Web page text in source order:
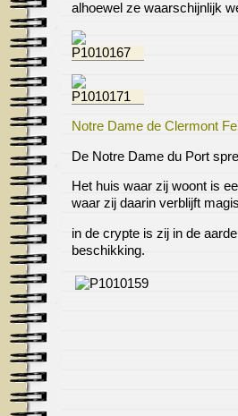
alhoewel ze waarschijnlijk
Notre Dame de Clermont
De Notre Dame du Port
Het huis waar zij woont is
waar zij daarin verblijft
in de crypte is zij in de
beschikking.